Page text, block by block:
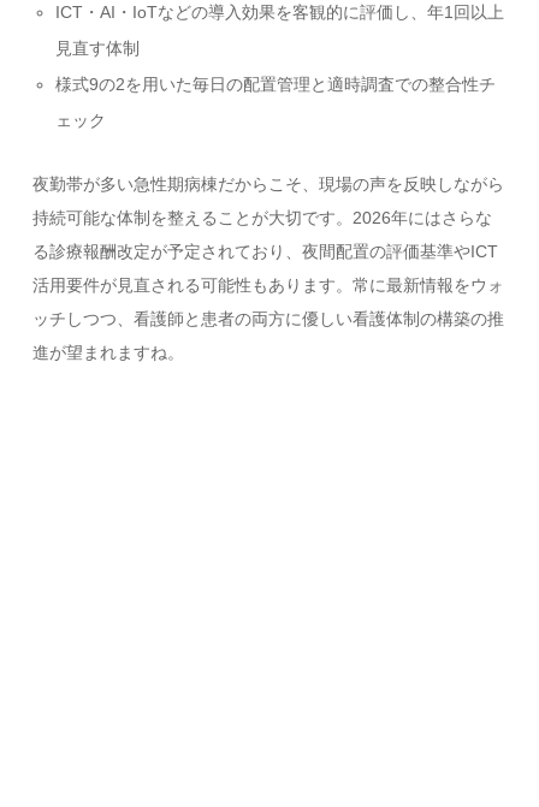
ICT・AI・IoTなどの導入効果を客観的に評価し、年1回以上
見直す体制
様式9の2を用いた毎日の配置管理と適時調査での整合性チ
ェック
夜勤帯が多い急性期病棟だからこそ、現場の声を反映しながら
持続可能な体制を整えることが大切です。2026年にはさらな
る診療報酬改定が予定されており、夜間配置の評価基準やICT
活用要件が見直される可能性もあります。常に最新情報をウォ
ッチしつつ、看護師と患者の両方に優しい看護体制の構築の推
進が望まれますね。